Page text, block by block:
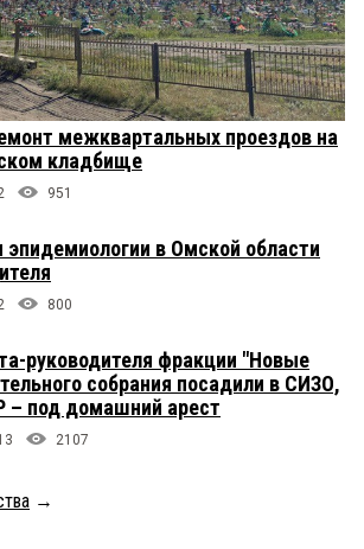
межквартальных проездов на
кладбище
951
эпидемиологии в Омской области
800
руководителя фракции "Новые
собрания посадили в СИЗО,
под домашний арест
2107
→